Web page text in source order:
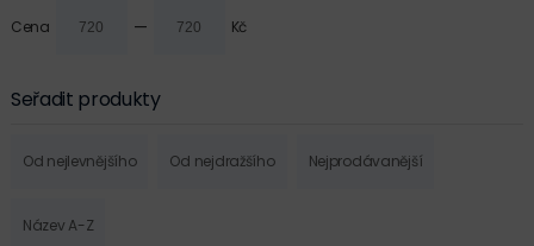
Cena — Kč
Seřadit produkty
Od nejlevnějšího Od nejdražšího Nejprodávanější
Název A-Z